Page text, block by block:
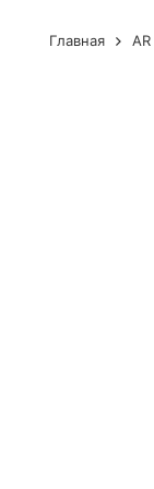
Главная AR